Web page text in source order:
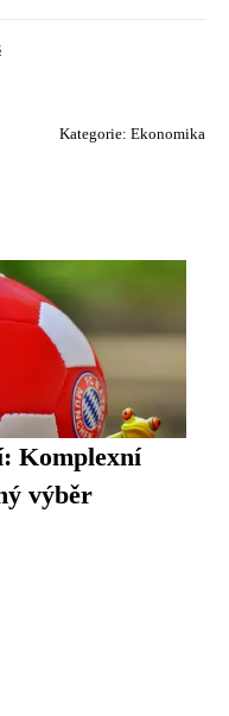
Kategorie: Ekonomika
Komplexní
výběr